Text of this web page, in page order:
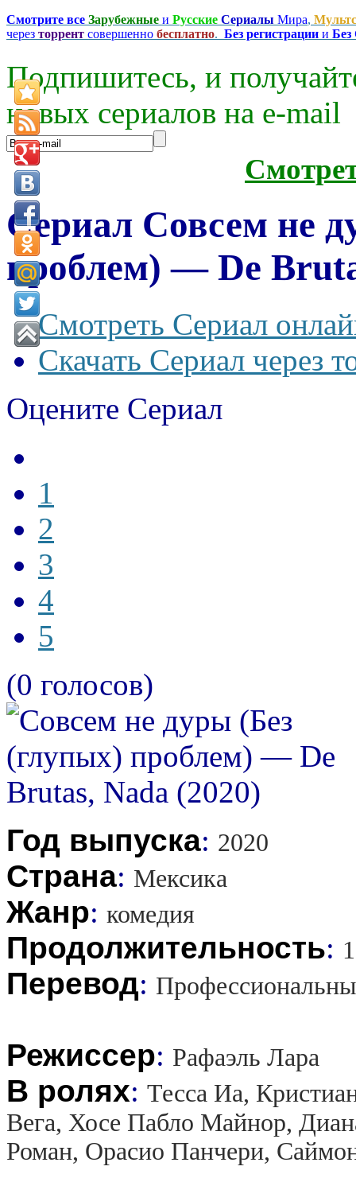
Смотрите все Зарубежные и Русские Сериалы Мира,
через торрент совершенно бесплатно. Без регистрации и
Подпишитесь, и
новых сериалов на e-mаil
Сериал Совсем не
проблем) — De
Смотреть Сериал
Скачать Сериал через
Оцените Сериал
1
2
3
4
5
(0 голосов)
Год выпуска: 2020
Страна: Мексика
Жанр: комедия
Продолжительность:
Перевод:
Режиссер: Рафаэль Лара
В ролях: Тесса Иа,
Вега, Хосе Пабло Майнор,
Роман, Орасио Панчери,